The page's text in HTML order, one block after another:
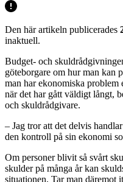
Den här artikeln publicerades
inaktuell.
Budget- och
göteborgare om hur man kan
man har ekonomiska
när det har gått väldigt långt,
och skuldrådgivare.
– Jag tror att det delvis
den kontroll på sin ekonomi
Om personer blivit så svårt
skulder på många år kan
situationen. Tar man däremot